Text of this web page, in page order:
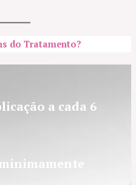
do Tratamento?
a cada 6